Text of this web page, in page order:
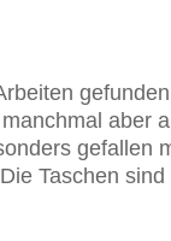
aber
gefallen
Taschen